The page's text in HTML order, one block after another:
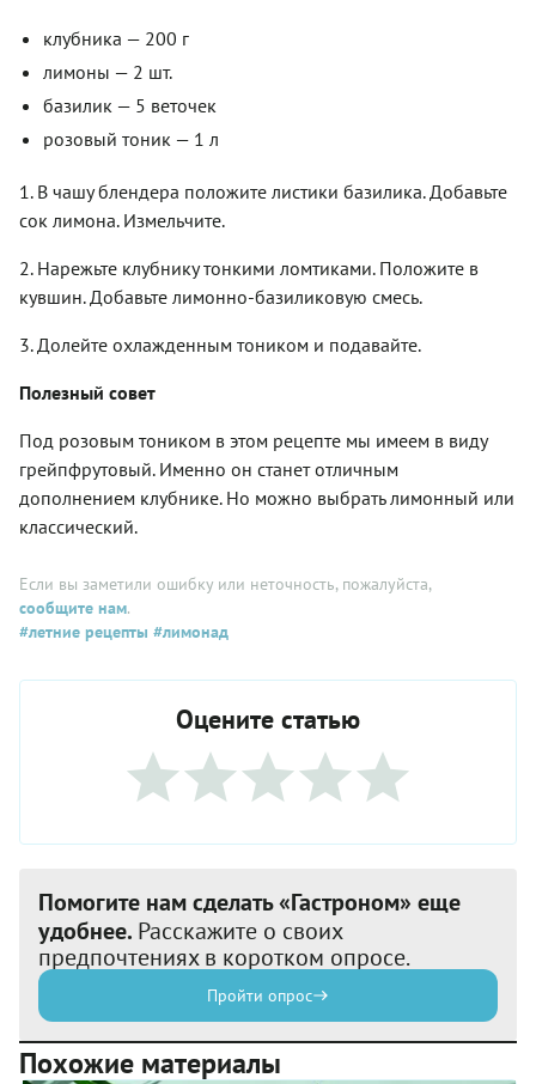
клубника — 200 г
лимоны — 2 шт.
базилик — 5 веточек
розовый тоник — 1 л
1. В чашу блендера положите листики базилика. Добавьте
сок лимона. Измельчите.
2. Нарежьте клубнику тонкими ломтиками. Положите в
кувшин. Добавьте лимонно-базиликовую смесь.
3. Долейте охлажденным тоником и подавайте.
Полезный совет
Под розовым тоником в этом рецепте мы имеем в виду
грейпфрутовый. Именно он станет отличным
дополнением клубнике. Но можно выбрать лимонный или
классический.
Если вы заметили ошибку или неточность, пожалуйста,
сообщите нам.
#летние рецепты #лимонад
Оцените статью
Помогите нам сделать «Гастроном» еще
удобнее. Расскажите о своих
предпочтениях в коротком опросе.
Пройти опрос
Похожие материалы